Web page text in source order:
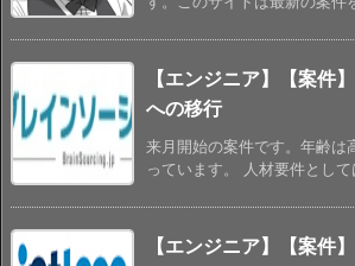
【エンジニア】【案件
への移行
来月開始の案件です。年齢は
っています。 人材要件とし
【エンジニア】【案件